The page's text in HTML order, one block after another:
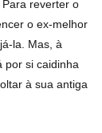
reverter o
o ex-melhor
la. Mas, à
por si caidinha
à sua antiga